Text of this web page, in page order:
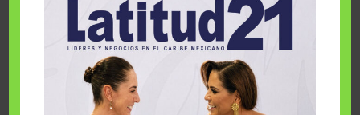
Cuando la solidaridad inspira; cumplen
sueños Fairmont Mayakoba y Make-A-Wish